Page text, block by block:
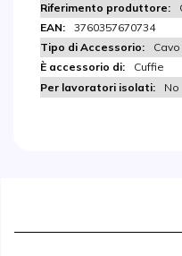
3760357670734
Cuffie
No